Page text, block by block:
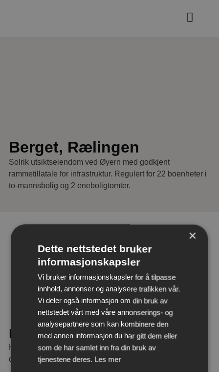
Berget, Rælingen
Solrik utsiktseiendom ved Øyern med godkjent
rammetillatale for infrastruktur. Regulert for 22 boenheter i
to-mannsbolig og 2 eneboligtomter.
Interessert?
Har du lyst å vite mer om dette prosjektet? Ta kontakt i
dag!
×
Dette nettstedet bruker
informasjonskapsler
Vi bruker informasjonskapsler for å tilpasse
innhold, annonser og analysere trafikken vår.
Vi deler også informasjon om din bruk av
nettstedet vårt med våre annonserings- og
analysepartnere som kan kombinere den
med annen informasjon du har gitt dem eller
som de har samlet inn fra din bruk av
tjenestene deres. Les mer